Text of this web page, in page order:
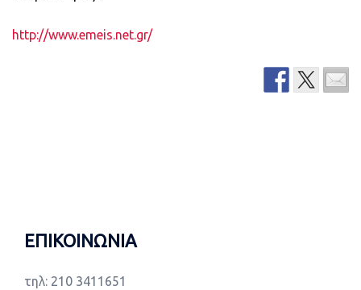
http://www.emeis.net.gr/
ΕΠΙΚΟΙΝΩΝΙΑ
τηλ: 210 3411651